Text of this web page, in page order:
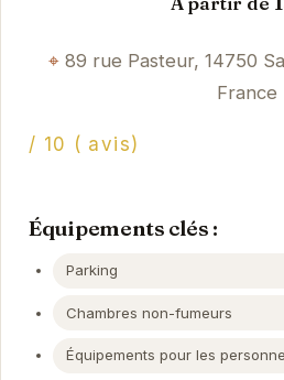
89 rue Pasteur, 14750
France
/ 10 ( avis)
Équipements clés :
Parking
Chambres non-fumeurs
Équipements pour les